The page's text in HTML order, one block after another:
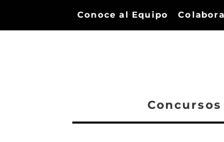
Conoce al Equipo